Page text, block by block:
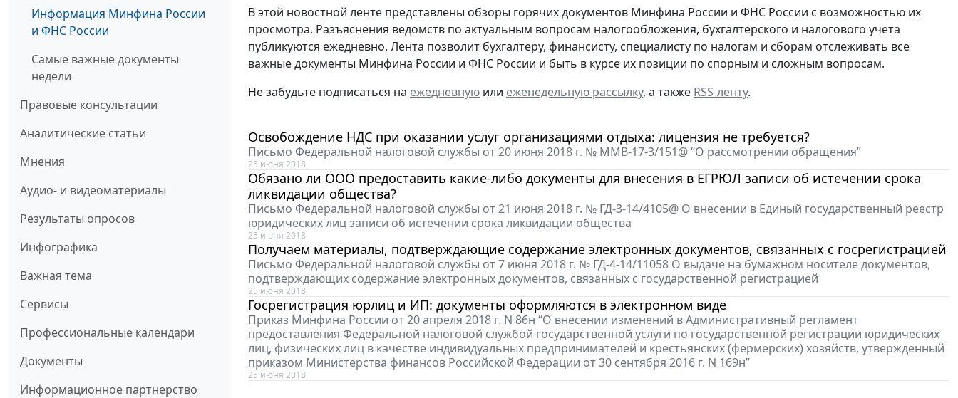
Информация Минфина России
и ФНС России
Самые важные документы
недели
Правовые консультации
Аналитические статьи
Мнения
Аудио- и видеоматериалы
Результаты опросов
Инфографика
Важная тема
Сервисы
Профессиональные календари
Документы
Информационное партнерство
В этой новостной ленте представлены обзоры горячих документов Минфина России и ФНС России с возможностью их
просмотра. Разъяснения ведомств по актуальным вопросам налогообложения, бухгалтерского и налогового учета
публикуются ежедневно. Лента позволит бухгалтеру, финансисту, специалисту по налогам и сборам отслеживать все
важные документы Минфина России и ФНС России и быть в курсе их позиции по спорным и сложным вопросам.
Не забудьте подписаться на ежедневную или еженедельную рассылку, а также RSS-ленту.
Освобождение НДС при оказании услуг организациями отдыха: лицензия не требуется?
Письмо Федеральной налоговой службы от 20 июня 2018 г. № ММВ-17-3/151@ “О рассмотрении обращения”
25 июня 2018
Обязано ли ООО предоставить какие-либо документы для внесения в ЕГРЮЛ записи об истечении срока
ликвидации общества?
Письмо Федеральной налоговой службы от 21 июня 2018 г. № ГД-3-14/4105@ О внесении в Единый государственный реестр
юридических лиц записи об истечении срока ликвидации общества
25 июня 2018
Получаем материалы, подтверждающие содержание электронных документов, связанных с госрегистрацией
Письмо Федеральной налоговой службы от 7 июня 2018 г. № ГД-4-14/11058 О выдаче на бумажном носителе документов,
подтверждающих содержание электронных документов, связанных с государственной регистрацией
25 июня 2018
Госрегистрация юрлиц и ИП: документы оформляются в электронном виде
Приказ Минфина России от 20 апреля 2018 г. N 86н “О внесении изменений в Административный регламент
предоставления Федеральной налоговой службой государственной услуги по государственной регистрации юридических
лиц, физических лиц в качестве индивидуальных предпринимателей и крестьянских (фермерских) хозяйств, утвержденный
приказом Министерства финансов Российской Федерации от 30 сентября 2016 г. N 169н”
25 июня 2018